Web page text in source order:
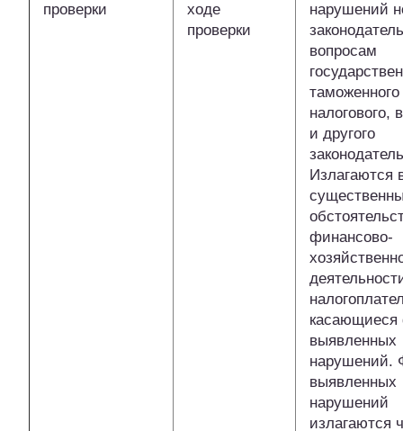
проверки
ходе
проверки
нарушений
вопросам
налогового,
и другого
Излагаются
финансово-
касающиеся
выявленных
нарушений.
выявленных
нарушений
излагаются